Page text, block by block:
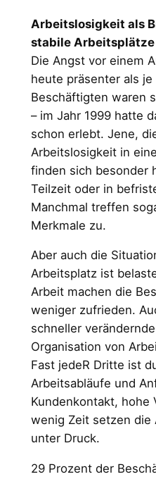
Arbeitslosigkeit als
stabile Arbeitsplätze
Die Angst vor einem
heute präsenter als
Beschäftigten waren
– im Jahr 1999 hatte
schon erlebt. Jene,
Arbeitslosigkeit in
finden sich besonder
Teilzeit oder in
Manchmal treffen
Merkmale zu.
Aber auch die
Arbeitsplatz ist
Arbeit machen die
weniger zufrieden.
schneller
Organisation von
Fast jedeR Dritte ist
Arbeitsabläufe und
Kundenkontakt, hohe
wenig Zeit setzen die
unter Druck.
29 Prozent der